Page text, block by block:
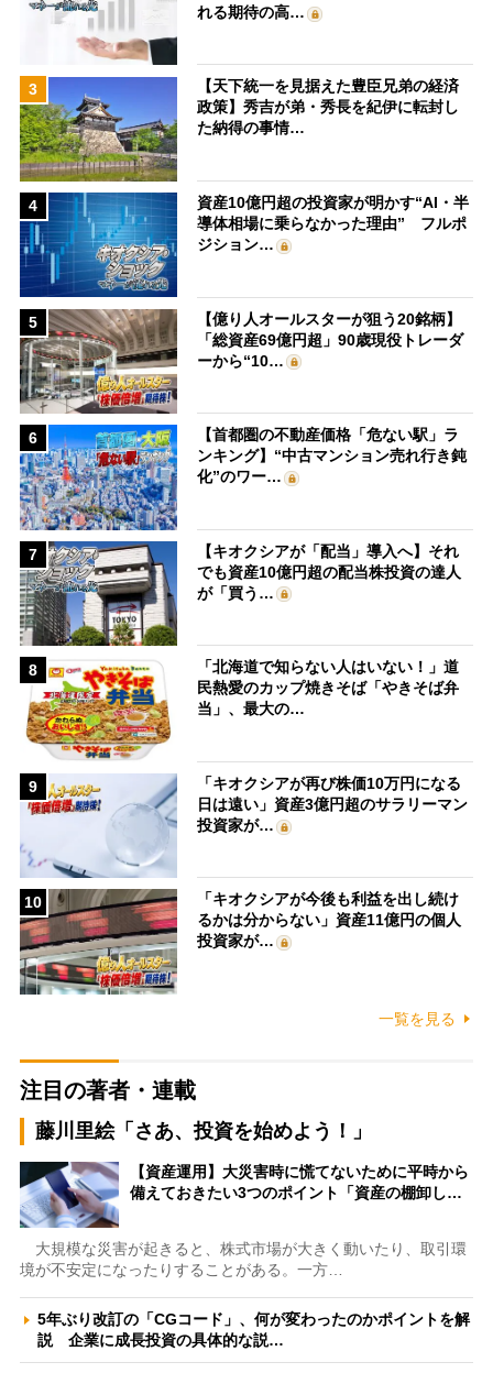
れる期待の高…
3
【天下統一を見据えた豊臣兄弟の経済
政策】秀吉が弟・秀長を紀伊に転封し
た納得の事情…
4
資産10億円超の投資家が明かす“AI・半
導体相場に乗らなかった理由” フルポ
ジション…
5
【億り人オールスターが狙う20銘柄】
「総資産69億円超」90歳現役トレーダ
ーから“10…
6
【首都圏の不動産価格「危ない駅」ラ
ンキング】“中古マンション売れ行き鈍
化”のワー…
7
【キオクシアが「配当」導入へ】それ
でも資産10億円超の配当株投資の達人
が「買う…
8
「北海道で知らない人はいない！」道
民熱愛のカップ焼きそば「やきそば弁
当」、最大の…
9
「キオクシアが再び株価10万円になる
日は遠い」資産3億円超のサラリーマン
投資家が…
10
「キオクシアが今後も利益を出し続け
るかは分からない」資産11億円の個人
投資家が…
一覧を見る
注目の著者・連載
藤川里絵「さあ、投資を始めよう！」
【資産運用】大災害時に慌てないために平時から
備えておきたい3つのポイント「資産の棚卸し…
大規模な災害が起きると、株式市場が大きく動いたり、取引環
境が不安定になったりすることがある。一方…
5年ぶり改訂の「CGコード」、何が変わったのかポイントを解
説 企業に成長投資の具体的な説…